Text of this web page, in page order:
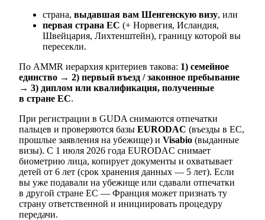
страна, выдавшая вам Шенгенскую визу, или
первая страна ЕС (+ Норвегия, Исландия,
Швейцария, Лихтенштейн), границу которой вы
пересекли.
По AMMR иерархия критериев такова: 1) семейное
единство → 2) первый въезд / законное пребывание
→ 3) диплом или квалификация, полученные
в стране ЕС.
При регистрации в GUDA снимаются отпечатки
пальцев и проверяются базы EURODAC (въезды в ЕС,
прошлые заявления на убежище) и Visabio (выданные
визы). С 1 июля 2026 года EURODAC снимает
биометрию лица, копирует документы и охватывает
детей от 6 лет (срок хранения данных — 5 лет). Если
вы уже подавали на убежище или сдавали отпечатки
в другой стране ЕС — Франция может признать ту
страну ответственной и инициировать процедуру
передачи.